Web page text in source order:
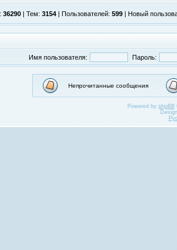
36290 | Тем: 3154 | Пользователей: 599 | Новый
Имя пользователя: Пароль:
Непрочитанные сообщения
Powered by phpBB